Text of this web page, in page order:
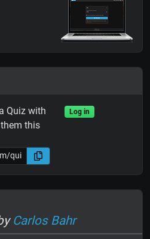
Quiz with
this
Log in
Carlos Bahr